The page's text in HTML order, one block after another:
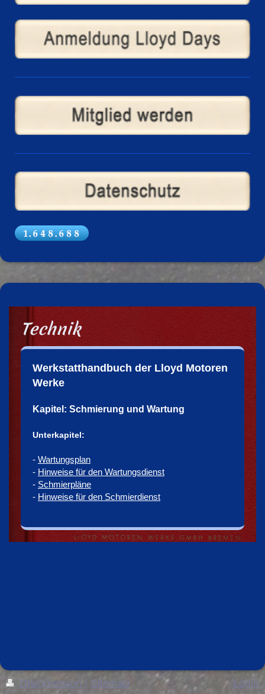
Technik
Werkstatthandbuch der Lloyd Motoren
Werke
Kapitel: Schmierung und Wartung
Unterkapitel:
- Wartungsplan
- Hinweise für den Wartungsdienst
- Schmierpläne
- Hinweise für den Schmierdienst
Druckversion | Sitemap
Login